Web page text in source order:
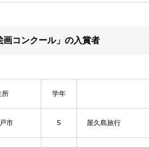
画コンクール」の入賞者
所 学年
市 5 屋久島旅行